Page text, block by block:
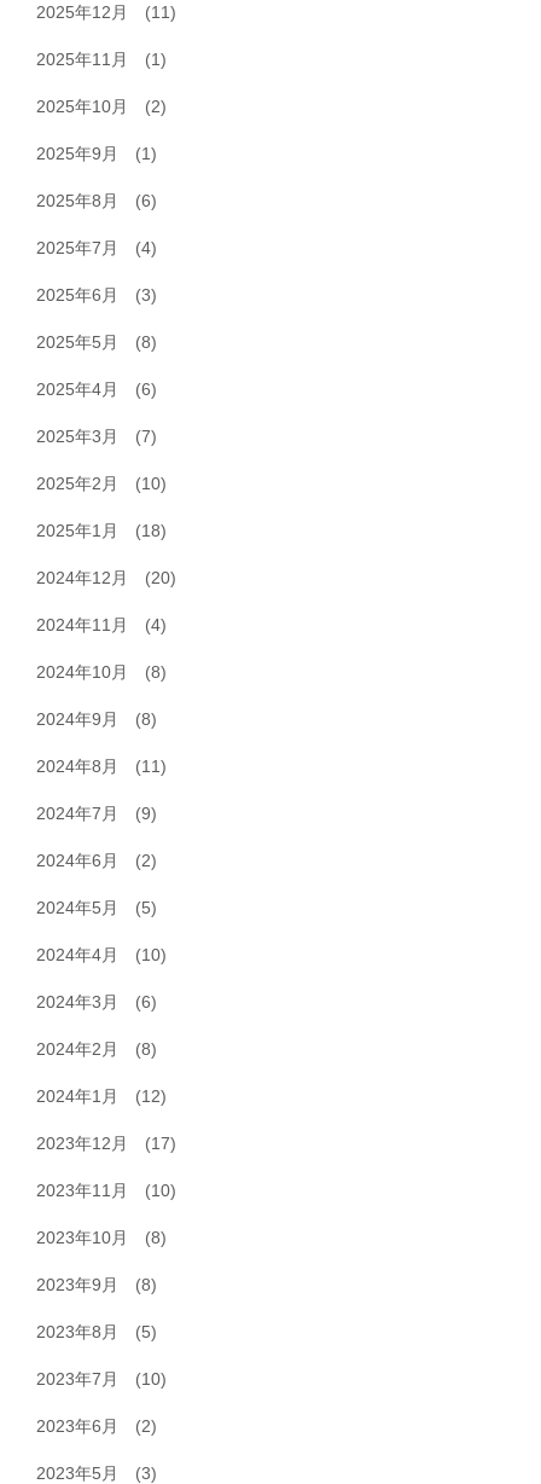
2025年12月 (11)
2025年11月 (1)
2025年10月 (2)
2025年9月 (1)
2025年8月 (6)
2025年7月 (4)
2025年6月 (3)
2025年5月 (8)
2025年4月 (6)
2025年3月 (7)
2025年2月 (10)
2025年1月 (18)
2024年12月 (20)
2024年11月 (4)
2024年10月 (8)
2024年9月 (8)
2024年8月 (11)
2024年7月 (9)
2024年6月 (2)
2024年5月 (5)
2024年4月 (10)
2024年3月 (6)
2024年2月 (8)
2024年1月 (12)
2023年12月 (17)
2023年11月 (10)
2023年10月 (8)
2023年9月 (8)
2023年8月 (5)
2023年7月 (10)
2023年6月 (2)
2023年5月 (3)